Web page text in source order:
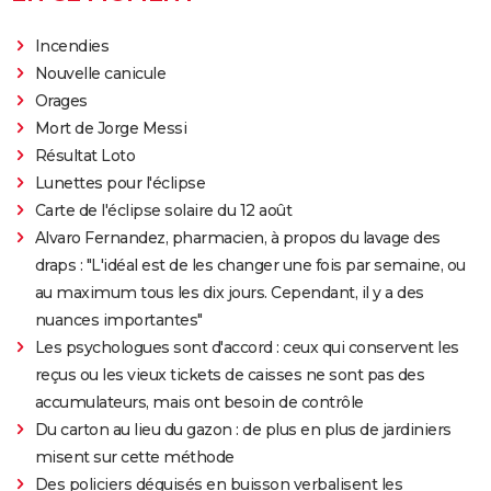
Incendies
Nouvelle canicule
Orages
Mort de Jorge Messi
Résultat Loto
Lunettes pour l'éclipse
Carte de l'éclipse solaire du 12 août
Alvaro Fernandez, pharmacien, à propos du lavage des
draps : "L'idéal est de les changer une fois par semaine, ou
au maximum tous les dix jours. Cependant, il y a des
nuances importantes"
Les psychologues sont d'accord : ceux qui conservent les
reçus ou les vieux tickets de caisses ne sont pas des
accumulateurs, mais ont besoin de contrôle
Du carton au lieu du gazon : de plus en plus de jardiniers
misent sur cette méthode
Des policiers déguisés en buisson verbalisent les